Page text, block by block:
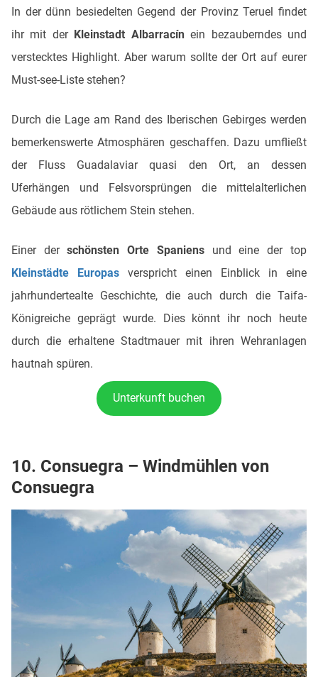
In der dünn besiedelten Gegend der Provinz Teruel findet
ihr mit der Kleinstadt Albarracínein bezauberndes und
verstecktes Highlight. Aber warum sollte der Ort auf eurer
Must-see-Liste stehen?
Durch die Lage am Rand des Iberischen Gebirges werden
bemerkenswerte Atmosphären geschaffen. Dazu umfließt
der Fluss Guadalaviar quasi den Ort, an dessen
Uferhängen und Felsvorsprüngen die mittelalterlichen
Gebäude aus rötlichem Stein stehen.
Einer derschönsten Orte Spaniens und eine der top
Kleinstädte Europas verspricht einen Einblick in eine
jahrhundertealte Geschichte, die auch durch die Taifa-
Königreiche geprägt wurde. Dies könnt ihr noch heute
durch die erhaltene Stadtmauer mit ihren Wehranlagen
hautnah spüren.
Unterkunft buchen
10. Consuegra – Windmühlen von
Consuegra